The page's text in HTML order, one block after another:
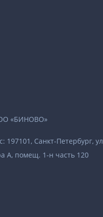
«БИНОВО»
197101, Санкт-Петербург, ул
А, помещ. 1-н часть 120